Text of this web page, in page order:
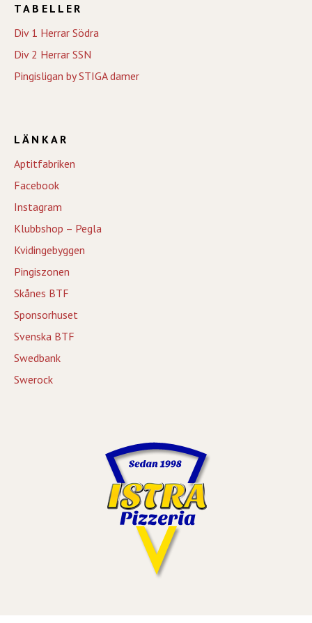
TABELLER
Div 1 Herrar Södra
Div 2 Herrar SSN
Pingisligan by STIGA damer
LÄNKAR
Aptitfabriken
Facebook
Instagram
Klubbshop – Pegla
Kvidingebyggen
Pingiszonen
Skånes BTF
Sponsorhuset
Svenska BTF
Swedbank
Swerock